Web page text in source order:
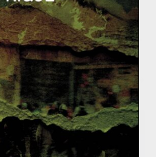
entre la France et la Tur
L’unité italienne (1/2)